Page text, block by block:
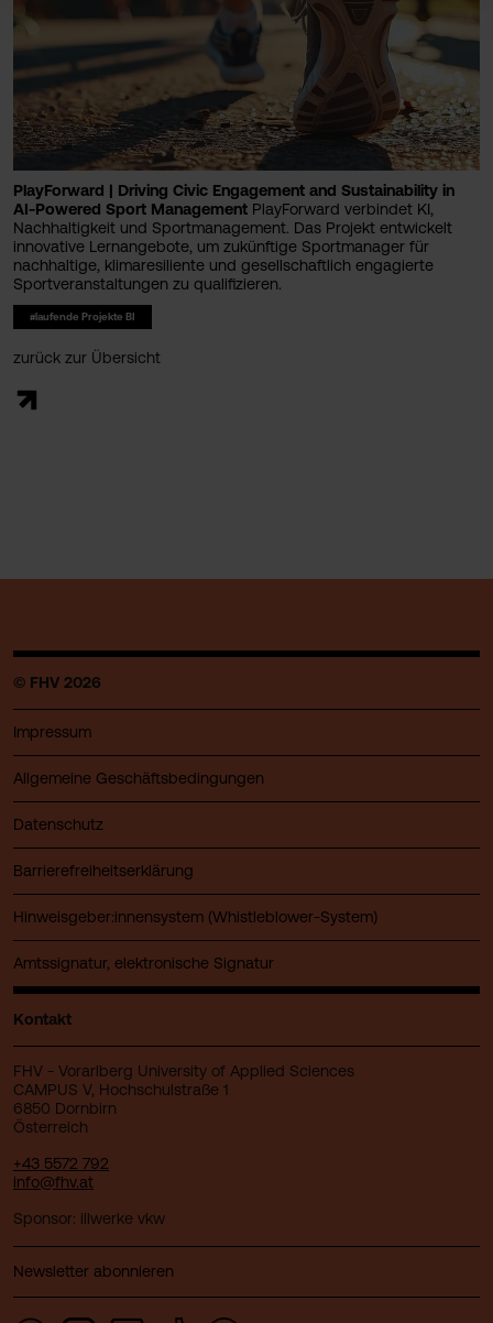
PlayForward | Driving Civic Engagement and Sustainability in
AI-Powered Sport Management PlayForward verbindet KI,
Nachhaltigkeit und Sportmanagement. Das Projekt entwickelt
innovative Lernangebote, um zukünftige Sportmanager für
nachhaltige, klimaresiliente und gesellschaftlich engagierte
Sportveranstaltungen zu qualifizieren.
#laufende Projekte BI
zurück zur Übersicht
© FHV 2026
Impressum
Allgemeine Geschäftsbedingungen
Datenschutz
Barrierefreiheitserklärung
Hinweisgeber:innensystem (Whistleblower-System)
Amtssignatur, elektronische Signatur
Kontakt
FHV - Vorarlberg University of Applied Sciences
CAMPUS V, Hochschulstraße 1
6850 Dornbirn
Österreich
+43 5572 792
info@fhv.at
Sponsor: illwerke vkw
Newsletter abonnieren